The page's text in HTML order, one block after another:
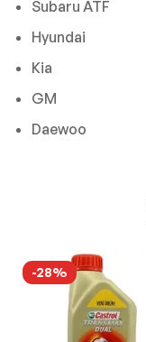
Subaru ATF
Hyundai
Kia
GM
Daewoo
-28%